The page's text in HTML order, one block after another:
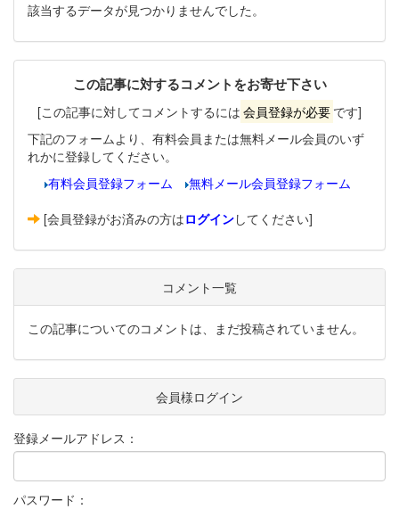
該当するデータが見つかりませんでした。
この記事に対するコメントをお寄せ下さい
[この記事に対してコメントするには 会員登録が必要 です]
下記のフォームより、有料会員または無料メール会員のいず
れかに登録してください。
有料会員登録フォーム
無料メール会員登録フォーム
[会員登録がお済みの方はログインしてください]
コメント一覧
この記事についてのコメントは、まだ投稿されていません。
会員様ログイン
登録メールアドレス：
パスワード：